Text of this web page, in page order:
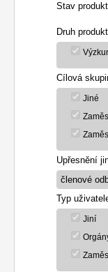
Stav
Druh
Cílová
Jiné
Upřesnění
Typ
Jiní